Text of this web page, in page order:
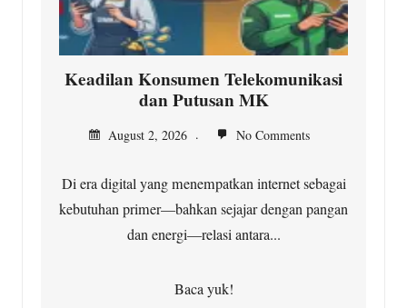
Keadilan Konsumen Telekomunikasi
dan Putusan MK
August 2, 2026 No Comments
Di era digital yang menempatkan internet sebagai
kebutuhan primer—bahkan sejajar dengan pangan
dan energi—relasi antara...
Baca yuk!